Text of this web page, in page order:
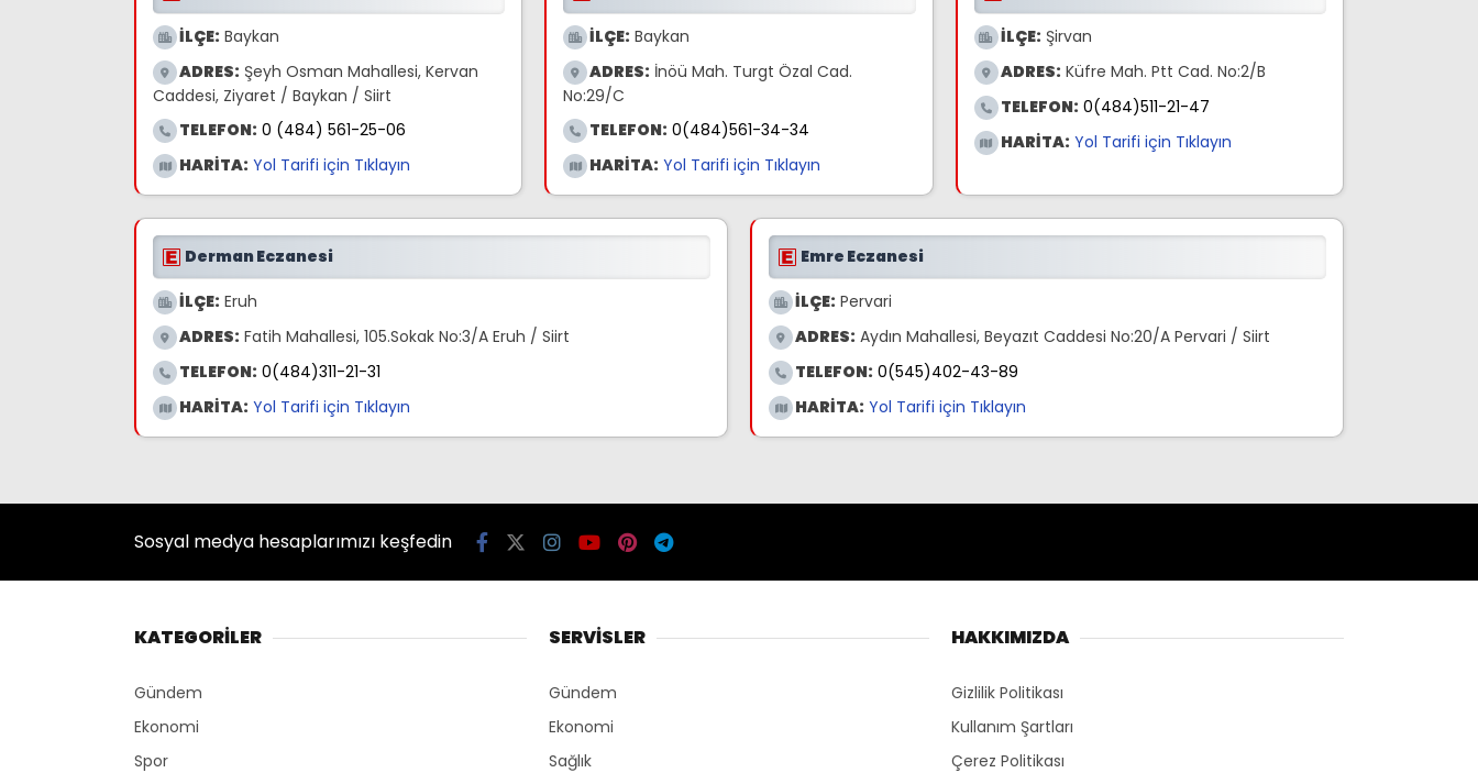
İLÇE: Baykan
ADRES: Şeyh Osman Mahallesi, Kervan
Caddesi, Ziyaret / Baykan / Siirt
TELEFON: 0 (484) 561-25-06
HARİTA: Yol Tarifi için Tıklayın
İLÇE: Baykan
ADRES: İnöü Mah. Turgt Özal Cad.
No:29/C
TELEFON: 0(484)561-34-34
HARİTA: Yol Tarifi için Tıklayın
İLÇE: Şirvan
ADRES: Küfre Mah. Ptt Cad. No:2/B
TELEFON: 0(484)511-21-47
HARİTA: Yol Tarifi için Tıklayın
Derman Eczanesi
İLÇE: Eruh
ADRES: Fatih Mahallesi, 105.Sokak No:3/A Eruh / Siirt
TELEFON: 0(484)311-21-31
HARİTA: Yol Tarifi için Tıklayın
Emre Eczanesi
İLÇE: Pervari
ADRES: Aydın Mahallesi, Beyazıt Caddesi No:20/A Pervari / Siirt
TELEFON: 0(545)402-43-89
HARİTA: Yol Tarifi için Tıklayın
Sosyal medya hesaplarımızı keşfedin
KATEGORİLER
Gündem
Ekonomi
Spor
SERVİSLER
Gündem
Ekonomi
Sağlık
HAKKIMIZDA
Gizlilik Politikası
Kullanım Şartları
Çerez Politikası